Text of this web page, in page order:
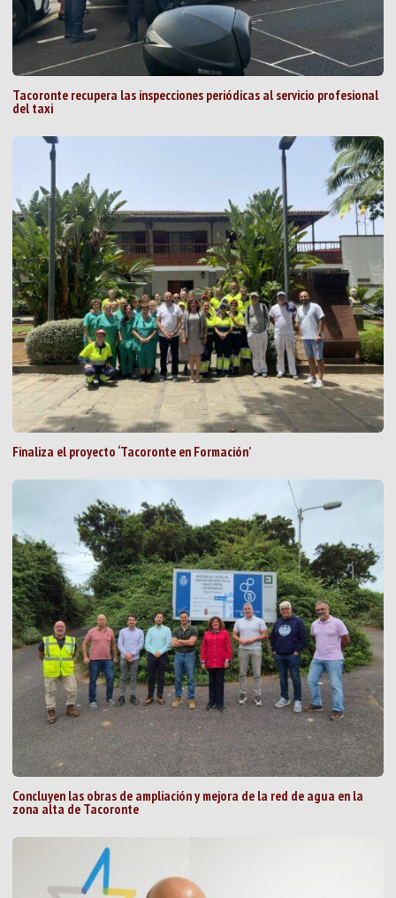
Tacoronte recupera las inspecciones periódicas al servicio profesional
del taxi
Finaliza el proyecto ‘Tacoronte en Formación’
Concluyen las obras de ampliación y mejora de la red de agua en la
zona alta de Tacoronte